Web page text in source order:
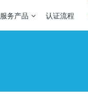
服务产品 认证流程